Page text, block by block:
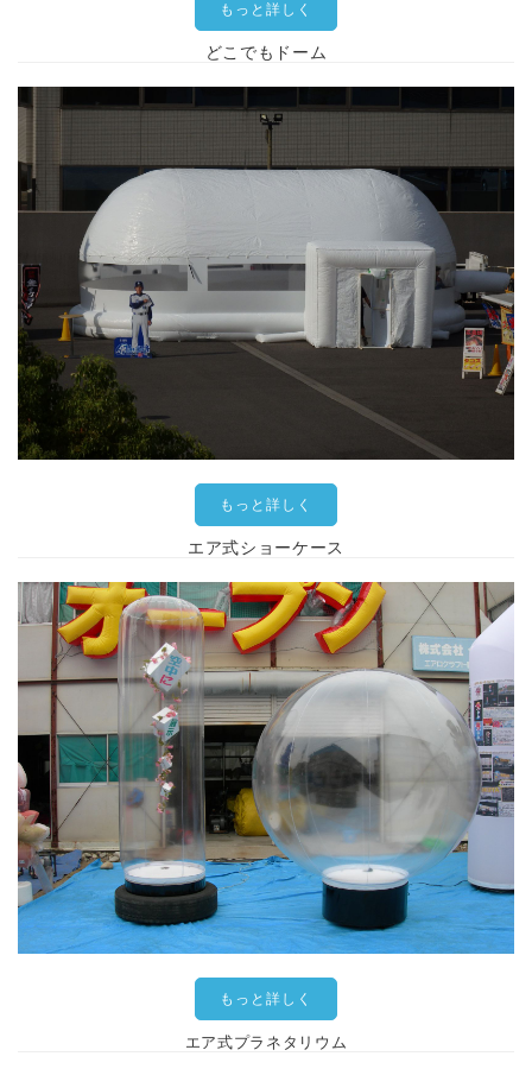
もっと詳しく
どこでもドーム
もっと詳しく
エア式ショーケース
もっと詳しく
エア式プラネタリウム